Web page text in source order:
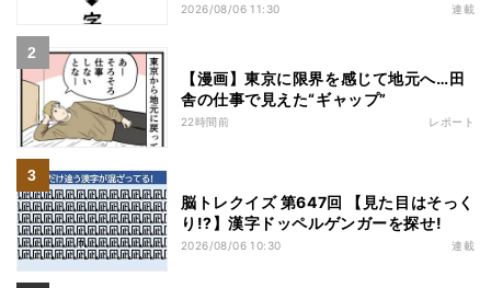
2026/08/06 11:30 連載
【漫画】東京に限界を感じて地元へ…田
舎の仕事で見えた“ギャップ”
22時間前 レポート
脳トレクイズ 第647回 【見た目はそっく
り!?】漢字ドッペルゲンガーを探せ!
2026/08/06 10:30 連載